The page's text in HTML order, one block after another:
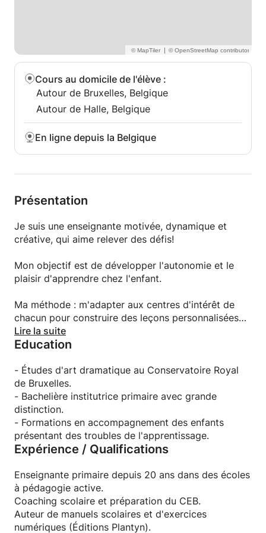
cours personnalisés autour des centres d’intérêt de
votre enfant, pour apprendre autrement et avec
plaisir.
|
Cours au domicile de l'élève :
Autour de Bruxelles, Belgique
Autour de Halle, Belgique
En ligne depuis la Belgique
Présentation
Je suis une enseignante motivée, dynamique et
créative, qui aime relever des défis!
Mon objectif est de développer l'autonomie et le
plaisir d'apprendre chez l'enfant.
Ma méthode : m'adapter aux centres d'intérêt de
chacun pour construire des leçons personnalisées
qui ont du sens.
apprentissage et le jeu occupe une place de choix
pour fixer les notions apprises.
Pour étudier agréablement, je construis avec mes
élèves des synthèses interactives colorées qui
donnent envie de s'y plonger : lapbooks, cartes
mentales, flashcards...
Lire la suite
Education
- Études d'art dramatique au Conservatoire Royal
de Bruxelles.
- Bachelière institutrice primaire avec grande
distinction.
- Formations en accompagnement des enfants
présentant des troubles de l'apprentissage.
Expérience / Qualifications
Enseignante primaire depuis 20 ans dans des écoles
à pédagogie active.
Coaching scolaire et préparation du CEB.
Auteur de manuels scolaires et d'exercices
numériques (Éditions Plantyn).